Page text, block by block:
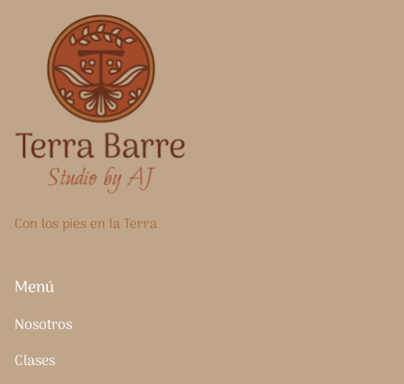
Con los pies en la Terra
Menú
Nosotros
Clases